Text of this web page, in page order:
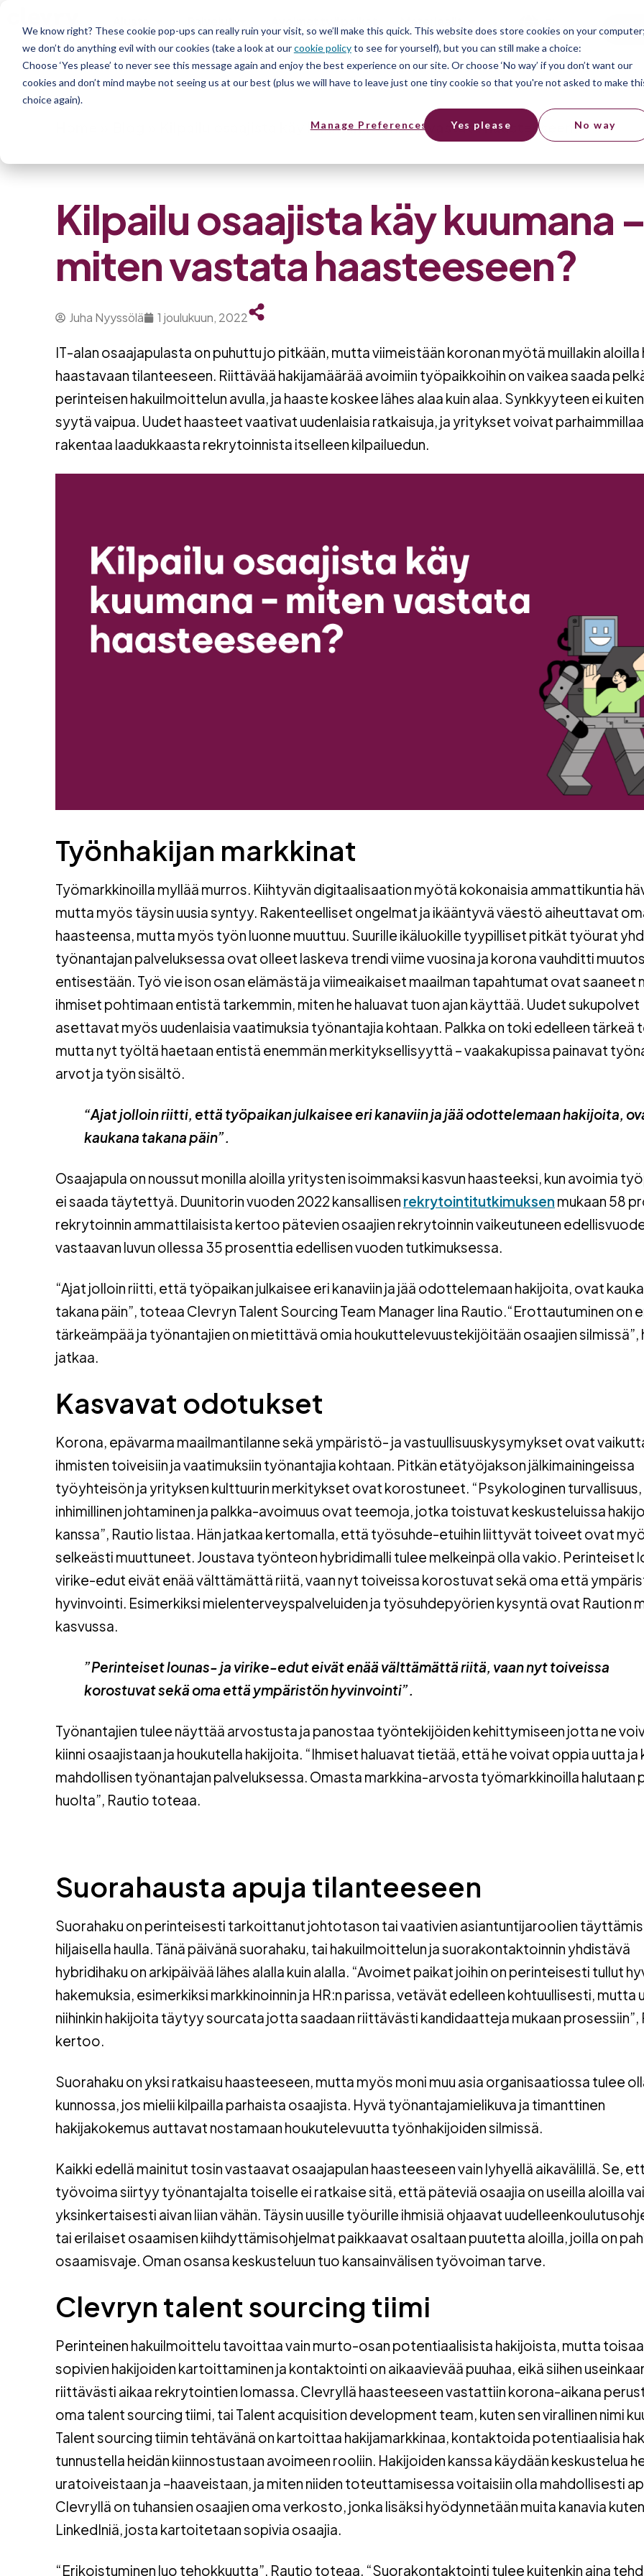
We know right? These cookie pop-ups can really ruin your visit, so we’ll make this quick. This website does store cookies on your computer;
we don’t do anything evil with our cookies (take a look at ourcookie policyto see for yourself), but you can still make a choice:
Choose ‘Yes please’ to never see this message again and enjoy the best experience on our site. Or choose ‘No way’ if you don’t want our
cookies and don’t mind maybe not seeing us at our best (plus we will have to leave just one tiny cookie so that you're not asked to make
choice again).
Manage Preferences Yes please No way
Kilpailu osaajista käy kuumana – miten vastata haasteeseen?
Kilpailu osaajista käy kuumana –
miten vastata haasteeseen?
Juha Nyyssölä 1 joulukuun, 2022
IT-alan osaajapulasta on puhuttu jo pitkään, mutta viimeistään koronan myötä muillakin
haastavaan tilanteeseen. Riittävää hakijamäärää avoimiin työpaikkoihin on vaikea saada
perinteisen hakuilmoittelun avulla, ja haaste koskee lähes alaa kuin alaa. Synkkyyteen ei
syytä vaipua. Uudet haasteet vaativat uudenlaisia ratkaisuja, ja yritykset voivat
rakentaa laadukkaasta rekrytoinnista itselleen kilpailuedun.
Työnhakijan markkinat
Työmarkkinoilla myllää murros. Kiihtyvän digitaalisaation myötä kokonaisia ammattikuntia
mutta myös täysin uusia syntyy. Rakenteelliset ongelmat ja ikääntyvä väestö aiheuttavat
haasteensa, mutta myös työn luonne muuttuu. Suurille ikäluokille tyypilliset pitkät työurat
työnantajan palveluksessa ovat olleet laskeva trendi viime vuosina ja korona vauhditti
entisestään. Työ vie ison osan elämästä ja viimeaikaiset maailman tapahtumat ovat saaneet
ihmiset pohtimaan entistä tarkemmin, miten he haluavat tuon ajan käyttää. Uudet sukupolvet
asettavat myös uudenlaisia vaatimuksia työnantajia kohtaan. Palkka on toki edelleen tärkeä
mutta nyt työltä haetaan entistä enemmän merkityksellisyyttä – vaakakupissa painavat
arvot ja työn sisältö.
“Ajat jolloin riitti, että työpaikan julkaisee eri kanaviin ja jää odottelemaan hakijoita,
kaukana takana päin”.
Osaajapula on noussut monilla aloilla yritysten isoimmaksi kasvun haasteeksi, kun avoimia
ei saada täytettyä. Duunitorin vuoden 2022 kansallisen rekrytointitutkimuksen mukaan 58
rekrytoinnin ammattilaisista kertoo pätevien osaajien rekrytoinnin vaikeutuneen
vastaavan luvun ollessa 35 prosenttia edellisen vuoden tutkimuksessa.
“Ajat jolloin riitti, että työpaikan julkaisee eri kanaviin ja jää odottelemaan hakijoita, ovat
takana päin”, toteaa Clevryn Talent Sourcing Team Manager Iina Rautio.“Erottautuminen on
tärkeämpää ja työnantajien on mietittävä omia houkuttelevuustekijöitään osaajien silmissä”,
jatkaa.
Kasvavat odotukset
Korona, epävarma maailmantilanne sekä ympäristö- ja vastuullisuuskysymykset ovat
ihmisten toiveisiin ja vaatimuksiin työnantajia kohtaan. Pitkän etätyöjakson jälkimainingeissa
työyhteisön ja yrityksen kulttuurin merkitykset ovat korostuneet. “Psykologinen turvallisuus,
inhimillinen johtaminen ja palkka-avoimuus ovat teemoja, jotka toistuvat keskusteluissa
kanssa”, Rautio listaa. Hän jatkaa kertomalla, että työsuhde-etuihin liittyvät toiveet ovat
selkeästi muuttuneet. Joustava työnteon hybridimalli tulee melkeinpä olla vakio. Perinteiset
virike-edut eivät enää välttämättä riitä, vaan nyt toiveissa korostuvat sekä oma että
hyvinvointi. Esimerkiksi mielenterveyspalveluiden ja työsuhdepyörien kysyntä ovat Raution
kasvussa.
”Perinteiset lounas- ja virike-edut eivät enää välttämättä riitä, vaan nyt toiveissa
korostuvat sekä oma että ympäristön hyvinvointi”.
Työnantajien tulee näyttää arvostusta ja panostaa työntekijöiden kehittymiseen jotta ne
kiinni osaajistaan ja houkutella hakijoita. “Ihmiset haluavat tietää, että he voivat oppia uutta
mahdollisen työnantajan palveluksessa. Omasta markkina-arvosta työmarkkinoilla halutaan
huolta”, Rautio toteaa.
Suorahausta apuja tilanteeseen
Suorahaku on perinteisesti tarkoittanut johtotason tai vaativien asiantuntijaroolien
hiljaisella haulla. Tänä päivänä suorahaku, tai hakuilmoittelun ja suorakontaktoinnin yhdistävä
hybridihaku on arkipäivää lähes alalla kuin alalla. “Avoimet paikat joihin on perinteisesti tullut
hakemuksia, esimerkiksi markkinoinnin ja HR:n parissa, vetävät edelleen kohtuullisesti, mutta
niihinkin hakijoita täytyy sourcata jotta saadaan riittävästi kandidaatteja mukaan prosessiin”,
kertoo.
Suorahaku on yksi ratkaisu haasteeseen, mutta myös moni muu asia organisaatiossa tulee
kunnossa, jos mielii kilpailla parhaista osaajista. Hyvä työnantajamielikuva ja timanttinen
hakijakokemus auttavat nostamaan houkutelevuutta työnhakijoiden silmissä.
Kaikki edellä mainitut tosin vastaavat osaajapulan haasteeseen vain lyhyellä aikavälillä. Se,
työvoima siirtyy työnantajalta toiselle ei ratkaise sitä, että päteviä osaajia on useilla aloilla
yksinkertaisesti aivan liian vähän. Täysin uusille työurille ihmisiä ohjaavat
tai erilaiset osaamisen kiihdyttämisohjelmat paikkaavat osaltaan puutetta aloilla, joilla on
osaamisvaje. Oman osansa keskusteluun tuo kansainvälisen työvoiman tarve.
Clevryn talent sourcing tiimi
Perinteinen hakuilmoittelu tavoittaa vain murto-osan potentiaalisista hakijoista, mutta
sopivien hakijoiden kartoittaminen ja kontaktointi on aikaavievää puuhaa, eikä siihen
riittävästi aikaa rekrytointien lomassa. Clevryllä haasteeseen vastattiin korona-aikana
oma talent sourcing tiimi, tai Talent acquisition development team, kuten sen virallinen nimi
Talent sourcing tiimin tehtävänä on kartoittaa hakijamarkkinaa, kontaktoida potentiaalisia
tunnustella heidän kiinnostustaan avoimeen rooliin. Hakijoiden kanssa käydään keskustelua
uratoiveistaan ja –haaveistaan, ja miten niiden toteuttamisessa voitaisiin olla mahdollisesti
Clevryllä on tuhansien osaajien oma verkosto, jonka lisäksi hyödynnetään muita kanavia kuten
LinkedIniä, josta kartoitetaan sopivia osaajia.
“Erikoistuminen luo tehokkuutta”, Rautio toteaa. “Suorakontaktointi tulee kuitenkin aina